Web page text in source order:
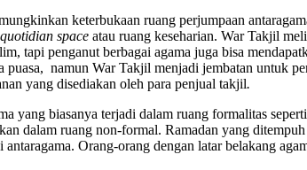
keterbukaan ruang perjumpaan
quotidian space atau ruang keseharian. War Takjil
tapi penganut berbagai agama juga bisa
namun War Takjil menjadi jembatan untuk
yang disediakan oleh para penjual takjil.
yang biasanya terjadi dalam ruang formalitas
dalam ruang non-formal. Ramadan yang ditempuh
Orang-orang dengan latar belakang